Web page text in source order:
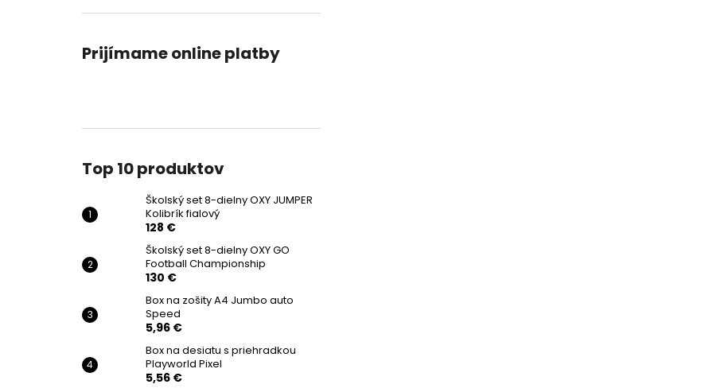
Prijímame online platby
Top 10 produktov
Školský set 8-dielny OXY JUMPER
Kolibrík fialový
128 €
Školský set 8-dielny OXY GO
Football Championship
130 €
Box na zošity A4 Jumbo auto
Speed
5,96 €
Box na desiatu s priehradkou
Playworld Pixel
5,56 €